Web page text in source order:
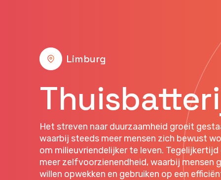
Limburg
Het streven naar duurzaamheid groeit
waarbij steeds meer mensen zich bewust
om milieuvriendelijker te leven.
meer zelfvoorzienendheid, waarbij mensen
willen opwekken en gebruiken op een